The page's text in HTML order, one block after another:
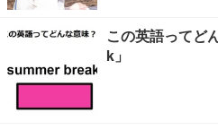
この英語ってど
k」